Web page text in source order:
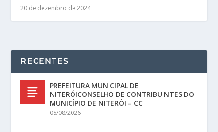
20 de dezembro de 2024
RECENTES
PREFEITURA MUNICIPAL DE
NITERÓICONSELHO DE CONTRIBUINTES DO
MUNICÍPIO DE NITERÓI – CC
06/08/2026